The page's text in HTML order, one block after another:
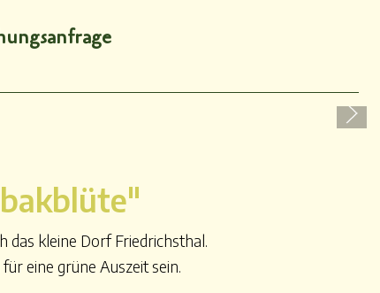
das kleine Dorf Friedrichsthal.
eine grüne Auszeit sein.